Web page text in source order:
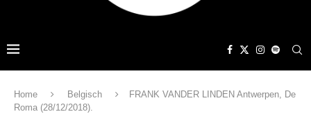
Home Belgisch
FRANK VANDER LINDEN Antwerpen, De
Roma (28/12/2018).